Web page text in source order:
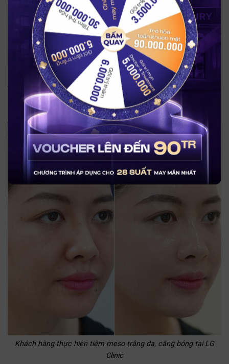
Khách hàng tắm trắng tại LG Clinic
Khách hàng thực hiện tiêm meso trắng da, căng bóng tại LG
Clinic
BẤM QUAY